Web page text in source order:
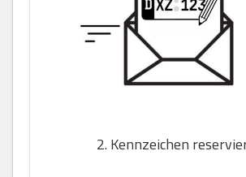
2. Kennzeichen